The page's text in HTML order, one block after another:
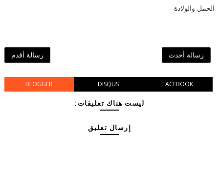
الحمل والولادة
رسالة أحدث رسالة أقدم
BLOGGER DISQUS FACEBOOK
ليست هناك تعليقات:
إرسال تعليق